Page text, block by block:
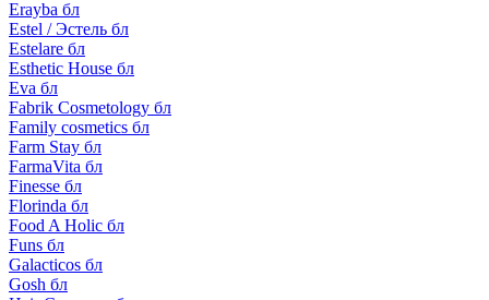
Erayba бл
Estel / Эстель бл
Estelare бл
Esthetic House бл
Eva бл
Fabrik Cosmetology бл
Family cosmetics бл
Farm Stay бл
FarmaVita бл
Finesse бл
Florinda бл
Food A Holic бл
Funs бл
Galacticos бл
Gosh бл